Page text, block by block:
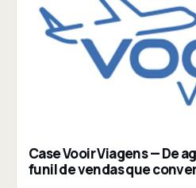
Case Vooir Viagens — De
funil de vendas que